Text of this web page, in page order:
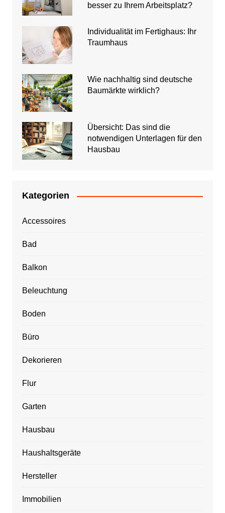
besser zu Ihrem Arbeitsplatz?
Individualität im Fertighaus: Ihr
Traumhaus
Wie nachhaltig sind deutsche
Baumärkte wirklich?
Übersicht: Das sind die
notwendigen Unterlagen für den
Hausbau
Kategorien
Accessoires
Bad
Balkon
Beleuchtung
Boden
Büro
Dekorieren
Flur
Garten
Hausbau
Haushaltsgeräte
Hersteller
Immobilien